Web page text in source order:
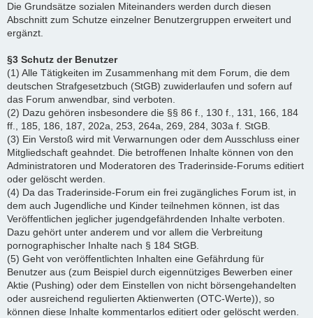
Die Grundsätze sozialen Miteinanders werden durch diesen
Abschnitt zum Schutze einzelner Benutzergruppen erweitert und
ergänzt.
§3 Schutz der Benutzer
(1) Alle Tätigkeiten im Zusammenhang mit dem Forum, die dem
deutschen Strafgesetzbuch (StGB) zuwiderlaufen und sofern auf
das Forum anwendbar, sind verboten.
(2) Dazu gehören insbesondere die §§ 86 f., 130 f., 131, 166, 184
ff., 185, 186, 187, 202a, 253, 264a, 269, 284, 303a f. StGB.
(3) Ein Verstoß wird mit Verwarnungen oder dem Ausschluss einer
Mitgliedschaft geahndet. Die betroffenen Inhalte können von den
Administratoren und Moderatoren des Traderinside-Forums editiert
oder gelöscht werden.
(4) Da das Traderinside-Forum ein frei zugängliches Forum ist, in
dem auch Jugendliche und Kinder teilnehmen können, ist das
Veröffentlichen jeglicher jugendgefährdenden Inhalte verboten.
Dazu gehört unter anderem und vor allem die Verbreitung
pornographischer Inhalte nach § 184 StGB.
(5) Geht von veröffentlichten Inhalten eine Gefährdung für
Benutzer aus (zum Beispiel durch eigennütziges Bewerben einer
Aktie (Pushing) oder dem Einstellen von nicht börsengehandelten
oder ausreichend regulierten Aktienwerten (OTC-Werte)), so
können diese Inhalte kommentarlos editiert oder gelöscht werden.